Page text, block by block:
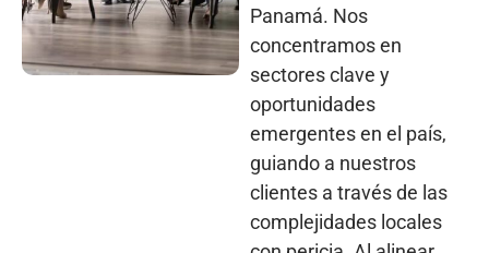
Panamá. Nos
concentramos en
sectores clave y
oportunidades
emergentes en el país,
guiando a nuestros
clientes a través de las
complejidades locales